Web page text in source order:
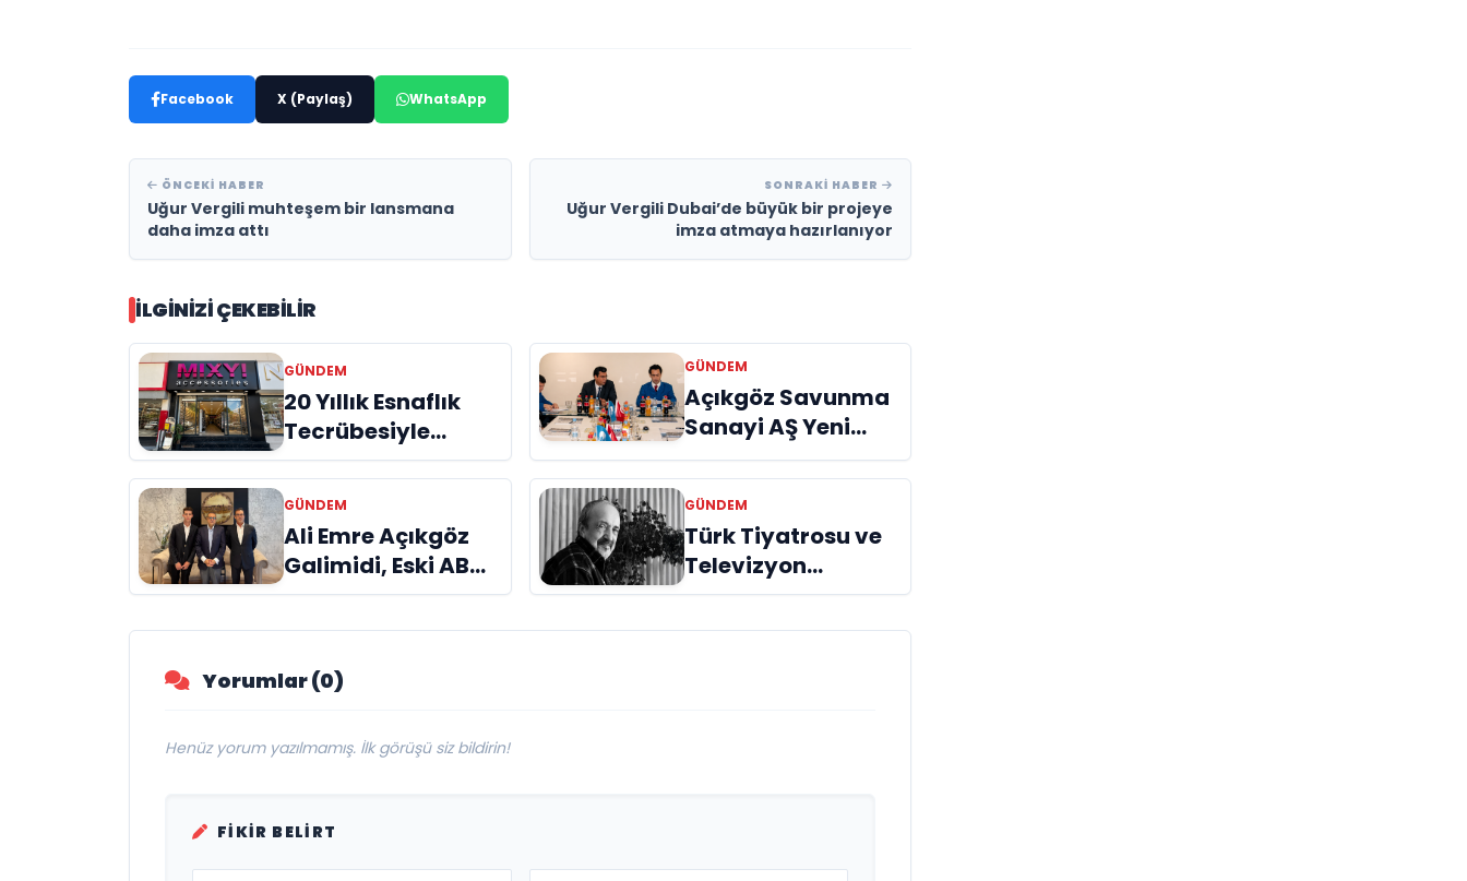
Facebook X (Paylaş) WhatsApp
ÖNCEKI HABER
Uğur Vergili muhteşem bir lansmana
daha imza attı
SONRAKI HABER
Uğur Vergili Dubai’de büyük bir projeye
imza atmaya hazırlanıyor
İLGINIZI ÇEKEBILIR
GÜNDEM
20 Yıllık Esnaflık
Tecrübesiyle
Kızıltepe'ye Yeni
Bir Marka
Kazandırdı
GÜNDEM
Açıkgöz Savunma
Sanayi AŞ Yeni
Yönetim Kurulunu
Açıkladı ve
Savunma
Sanayinde Küresel
Vizyon Vurgusu
GÜNDEM
Ali Emre Açıkgöz
Galimidi, Eski AB
Bakanı ve
Büyükelçi Egemen
Geldi
GÜNDEM
Türk Tiyatrosu ve
Televizyon
Dünyasının Usta
İsmi Can Kolukısa
Yorumlar (0)
Henüz yorum yazılmamış. İlk görüşü siz bildirin!
FIKIR BELIRT